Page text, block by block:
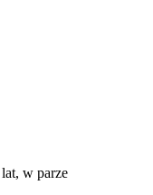
w parze